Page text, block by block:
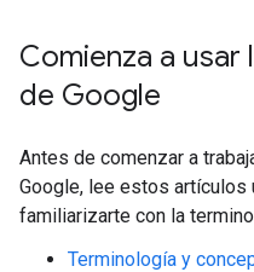
Comienza a usar
de Google
Antes de comenzar a
Google, lee estos artículos
familiarizarte con la
Terminología y